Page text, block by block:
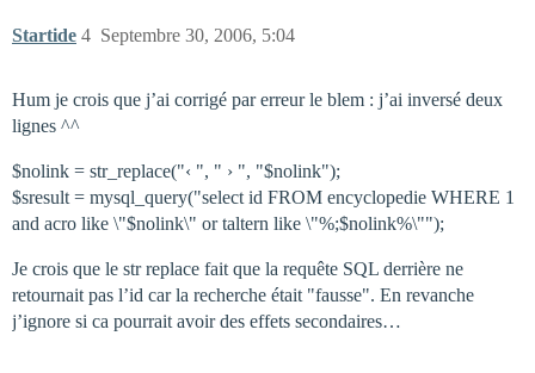
Startide Septembre 30, 2006, 5:04
4
Hum je crois que j’ai corrigé par erreur le blem : j’ai inversé deux
lignes ^^
$nolink = str_replace("‹ ", " › ", "$nolink");
$sresult = mysql_query("select id FROM encyclopedie WHERE 1
and acro like \"$nolink\" or taltern like \"%;$nolink%\"");
Je crois que le str replace fait que la requête SQL derrière ne
retournait pas l’id car la recherche était "fausse". En revanche
j’ignore si ca pourrait avoir des effets secondaires…